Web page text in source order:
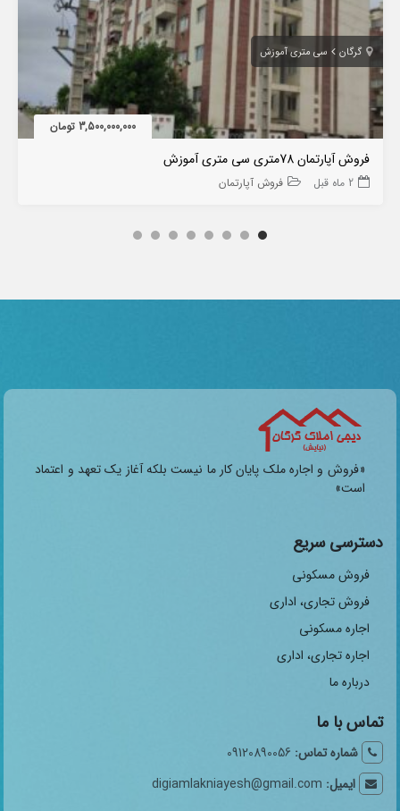
گرگان سی متری آموزش
3,500,000,000 تومان
فروش آپارتمان 78متری سی متری آموزش
2 ماه قبل فروش آپارتمان
«فروش و اجاره ملک پایان کار ما نیست بلکه آغاز یک تعهد و اعتماد
است»
دسترسی سریع
فروش مسکونی
فروش تجاری، اداری
اجاره مسکونی
اجاره تجاری، اداری
درباره ما
تماس با ما
شماره تماس: 09120890056
ایمیل: digiamlakniayesh@gmail.com